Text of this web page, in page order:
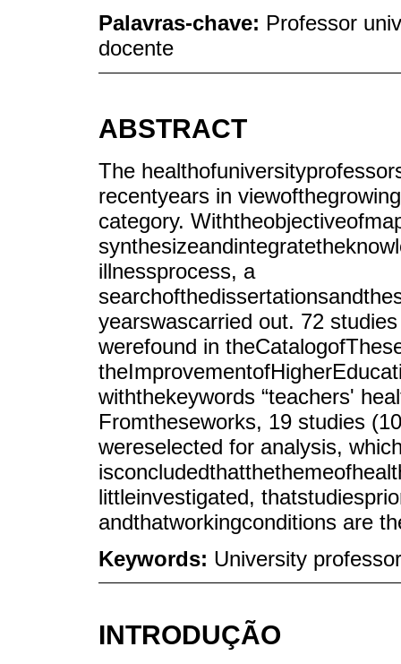
Palavras-chave: Professor
docente
ABSTRACT
The
recentyears in
category.
illnessprocess, a
yearswascarried out. 72
werefound in
withthekeywords “teachers'
Fromtheseworks, 19 studies
wereselected for analysis,
littleinvestigated,
andthatworkingconditions are
Keywords: University
INTRODUÇÃO